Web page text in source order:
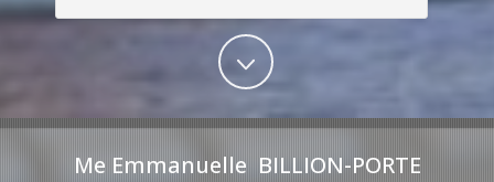
Me Emmanuelle BILLION-PORTE